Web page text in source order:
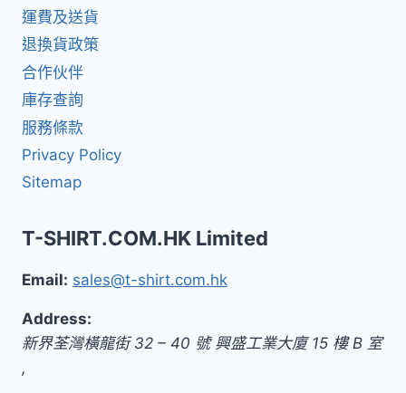
運費及送貨
退換貨政策
合作伙伴
庫存查詢
服務條款
Privacy Policy
Sitemap
T-SHIRT.COM.HK Limited
Email: sales@t-shirt.com.hk
Address:
新界荃灣橫龍街 32 – 40 號 興盛工業大廈 15 樓 B 室
,